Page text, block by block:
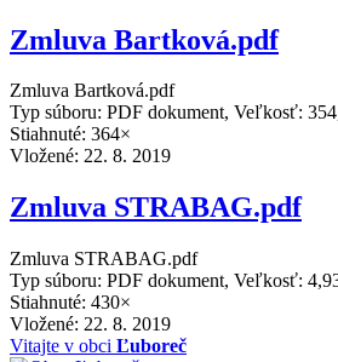
Zmluva Bartková.pdf
Zmluva Bartková.pdf
Typ súboru: PDF dokument, Veľkosť:
Stiahnuté: 364×
Vložené: 22. 8. 2019
Zmluva STRABAG.pdf
Zmluva STRABAG.pdf
Typ súboru: PDF dokument, Veľkosť:
Stiahnuté: 430×
Vložené: 22. 8. 2019
Vitajte v obci Ľuboreč